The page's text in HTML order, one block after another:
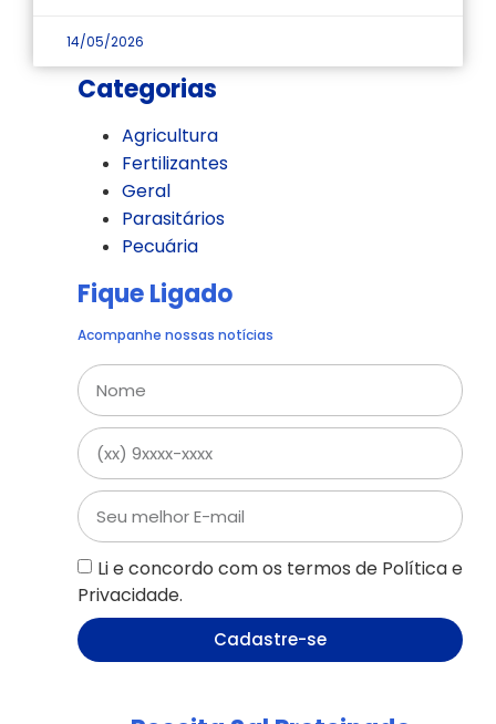
14/05/2026
Categorias
Agricultura
Fertilizantes
Geral
Parasitários
Pecuária
Fique Ligado
Acompanhe nossas notícias
Li e concordo com os termos de Política e
Privacidade.
Cadastre-se